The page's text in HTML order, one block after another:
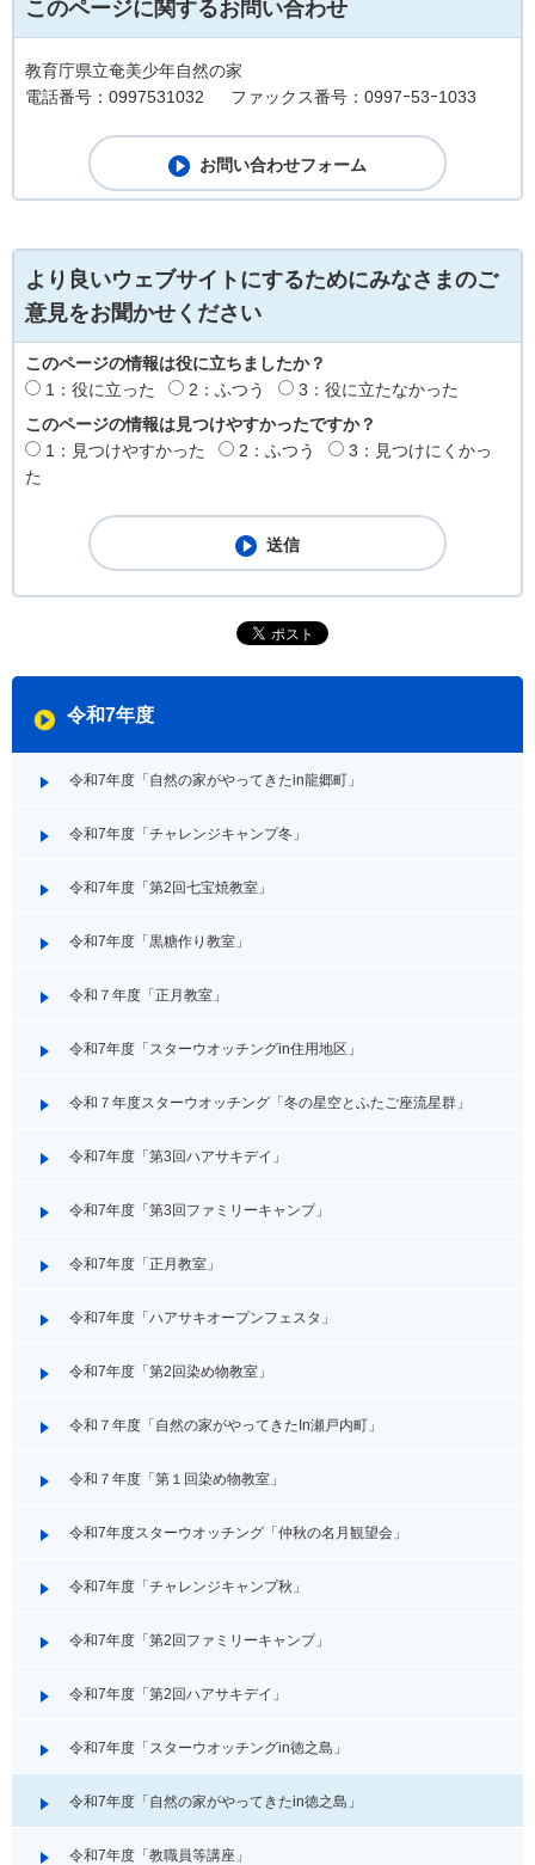
このページに関するお問い合わせ
教育庁県立奄美少年自然の家
電話番号：0997531032
ファックス番号：0997ｰ53ｰ1033
より良いウェブサイトにするためにみなさまのご
意見をお聞かせください
このページの情報は役に立ちましたか？
1：役に立った
2：ふつう
3：役に立たなかった
このページの情報は見つけやすかったですか？
1：見つけやすかった
2：ふつう
3：見つけにくかっ
た
令和7年度
令和7年度「自然の家がやってきたin龍郷町」
令和7年度「チャレンジキャンプ冬」
令和7年度「第2回七宝焼教室」
令和7年度「黒糖作り教室」
令和７年度「正月教室」
令和7年度「スターウオッチングin住用地区」
令和７年度スターウオッチング「冬の星空とふたご座流星群」
令和7年度「第3回ハアサキデイ」
令和7年度「第3回ファミリーキャンプ」
令和7年度「正月教室」
令和7年度「ハアサキオープンフェスタ」
令和7年度「第2回染め物教室」
令和７年度「自然の家がやってきたIn瀬戸内町」
令和７年度「第１回染め物教室」
令和7年度スターウオッチング「仲秋の名月観望会」
令和7年度「チャレンジキャンプ秋」
令和7年度「第2回ファミリーキャンプ」
令和7年度「第2回ハアサキデイ」
令和7年度「スターウオッチングin徳之島」
令和7年度「自然の家がやってきたin徳之島」
令和7年度「教職員等講座」